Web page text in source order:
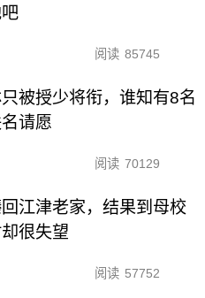
阅读 85745
被授少将衔，谁知有8名
请愿
阅读 70129
江津老家，结果到母校
很失望
阅读 57752